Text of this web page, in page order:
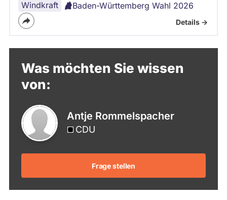
Windkraft Baden-Württemberg Wahl 2026
Details ->
Was möchten Sie wissen
von:
Antje Rommelspacher
CDU
Frage stellen